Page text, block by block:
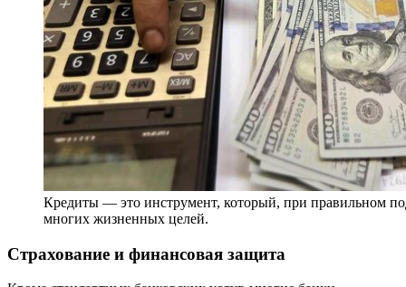
Кредиты — это инструмент, который, при правильном
многих жизненных целей.
Страхование и финансовая защита